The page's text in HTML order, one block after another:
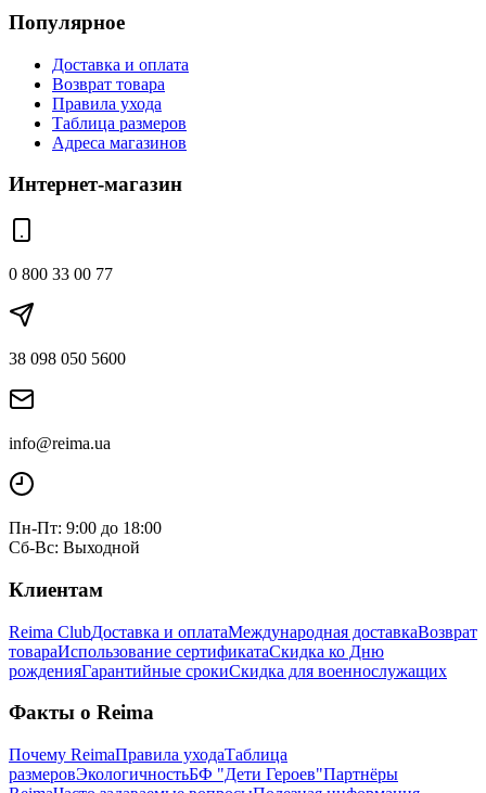
Популярное
Доставка и оплата
Возврат товара
Правила ухода
Таблица размеров
Адреса магазинов
Интернет-магазин
0 800 33 00 77
38 098 050 5600
info@reima.ua
Пн-Пт: 9:00 до 18:00
Сб-Вс: Выходной
Клиентам
Reima ClubДоставка и оплатаМеждународная доставкаВозврат
товараИспользование сертификатаСкидка ко Дню
рожденияГарантийные срокиСкидка для военнослужащих
Факты о Reima
Почему ReimaПравила уходаТаблица
размеровЭкологичностьБФ "Дети Героев"Партнёры